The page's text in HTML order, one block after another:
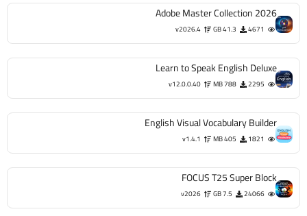
Adobe Master Collection 2026
4671
41.3 GB
v2026.4
Learn to Speak English Deluxe
2295
788 MB
v12.0.0.40
English Visual Vocabulary Builder
1821
405 MB
v1.4.1
FOCUS T25 Super Block
24066
7.5 GB
v2026